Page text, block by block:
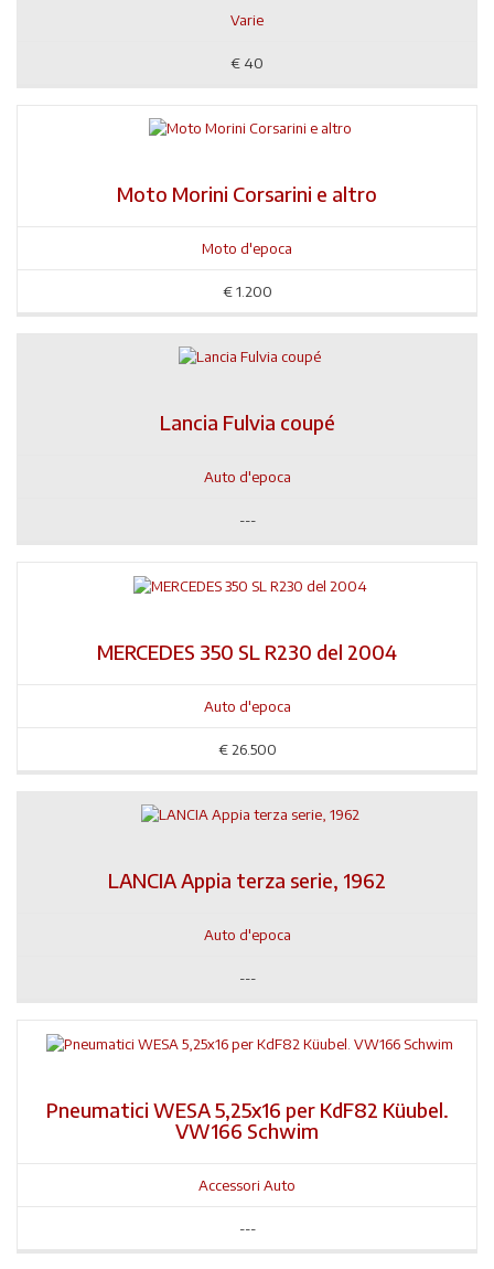
Varie
€ 40
Moto Morini Corsarini e altro
Moto d'epoca
€ 1.200
Lancia Fulvia coupé
Auto d'epoca
---
MERCEDES 350 SL R230 del 2004
Auto d'epoca
€ 26.500
LANCIA Appia terza serie, 1962
Auto d'epoca
---
Pneumatici WESA 5,25x16 per KdF82 Küubel.
VW166 Schwim
Accessori Auto
---